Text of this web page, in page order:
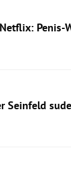
Penis-
Seinfeld